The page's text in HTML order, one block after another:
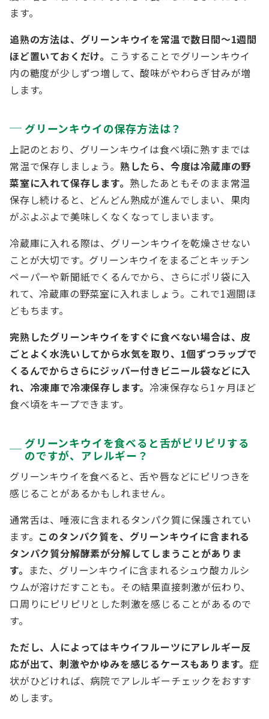
ます。
追熟の方法は、グリーンキウイを常温で数日間～1週間
ほど置いておくだけ。 こうすることでグリーンキウイ
内の糖度が少しずつ増して、酸味がやわらぎ甘みが増
します。
グリーンキウイの保存方法は？
上記のとおり、グリーンキウイは食べ頃に熟すまでは
常温で保存しましょう。 熟したら、今度は冷蔵庫の野
菜室に入れて保存します。 熟したあともそのまま常温
保存し続けると、どんどん熟成が進んでしまい、果肉
がぶよぶよで美味しくなくなってしまいます。
冷蔵庫に入れる際は、グリーンキウイを乾燥させない
ことが大切です。グリーンキウイをまるごとキッチン
ペーパーや新聞紙でくるんでから、さらにポリ袋に入
れて、冷蔵庫の野菜室に入れましょう。これで1週間ほ
どもちます。
完熟したグリーンキウイをすぐに食べない場合は、皮
ごとよく水洗いしてから水気を取り、1個ずつラップで
くるんでからさらにジッパー付きビニール袋などに入
れ、冷凍庫で冷凍保存します。 冷凍保存なら1ヶ月ほど
食べ頃をキープできます。
グリーンキウイを食べると舌がピリピリする
のですが、アレルギー？
グリーンキウイを食べると、舌や唇などにピリつきを
感じることがあるかもしれません。
通常舌は、唾液に含まれるタンパク質に保護されてい
ます。 このタンパク質を、グリーンキウイに含まれる
タンパク質分解酵素が分解してしまうことがありま
す。 また、グリーンキウイに含まれるシュウ酸カルシ
ウムが溶けだすことも。その結果直接刺激が伝わり、
口周りにピリピリとした刺激を感じることがあるので
す。
ただし、人によってはキウイフルーツにアレルギー反
応が出て、刺激やかゆみを感じるケースもあります。症
状がひどければ、病院でアレルギーチェックをおすす
めします。